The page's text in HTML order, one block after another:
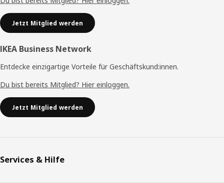
Jetzt Mitglied werden
IKEA Business Network
Entdecke einzigartige Vorteile für Geschäftskund:innen.
Du bist bereits Mitglied? Hier einloggen.
Jetzt Mitglied werden
Services & Hilfe